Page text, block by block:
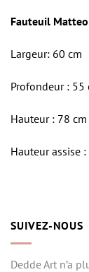
Fauteuil
Largeur: 60 cm
Profondeur : 55
Hauteur : 78 cm
Hauteur assise
SUIVEZ-NOUS
Dedde Art n’a